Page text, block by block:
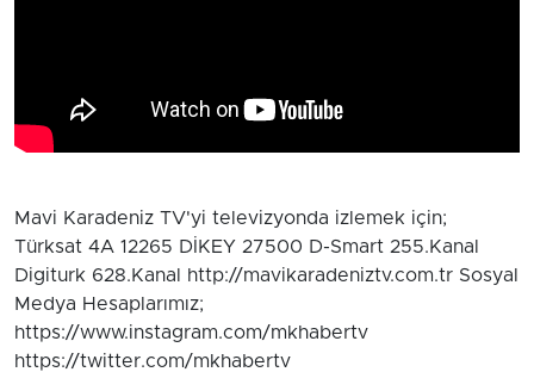
Mavi Karadeniz TV'yi televizyonda izlemek için;
Türksat 4A 12265 DİKEY 27500 D-Smart 255.Kanal
Digiturk 628.Kanal http://mavikaradeniztv.com.tr Sosyal
Medya Hesaplarımız;
https://www.instagram.com/mkhabertv
https://twitter.com/mkhabertv